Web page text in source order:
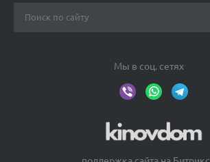
Мы в соц. сетях